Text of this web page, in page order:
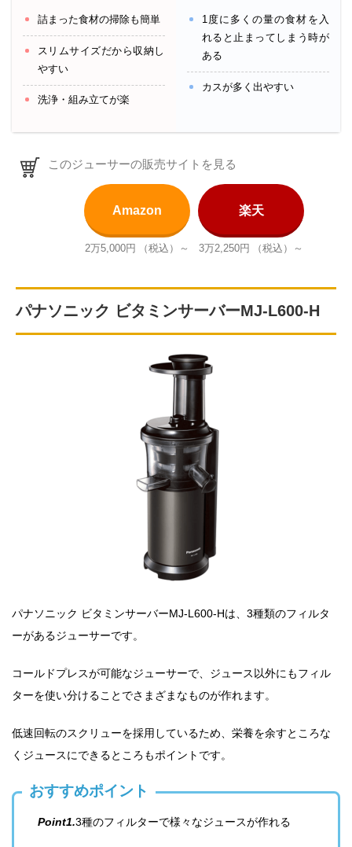
詰まった食材の掃除も簡単
スリムサイズだから収納し
やすい
洗浄・組み立てが楽
1度に多くの量の食材を入
れると止まってしまう時が
ある
カスが多く出やすい
このジューサーの販売サイトを見る
Amazon
2万5,000円 （税込）～
楽天
3万2,250円 （税込）～
パナソニック ビタミンサーバーMJ-L600-H
パナソニック ビタミンサーバーMJ-L600-Hは、3種類のフィルタ
ーがあるジューサーです。
コールドプレスが可能なジューサーで、ジュース以外にもフィル
ターを使い分けることでさまざまなものが作れます。
低速回転のスクリューを採用しているため、栄養を余すところな
くジュースにできるところもポイントです。
おすすめポイント
Point1.3種のフィルターで様々なジュースが作れる